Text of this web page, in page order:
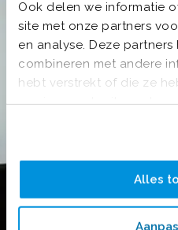
Ook delen we informatie
site met onze partners
en analyse. Deze
combineren met andere
hebt verstrekt of die ze
van jouw gebruik van hun
Alles